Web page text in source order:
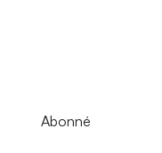
Abonné